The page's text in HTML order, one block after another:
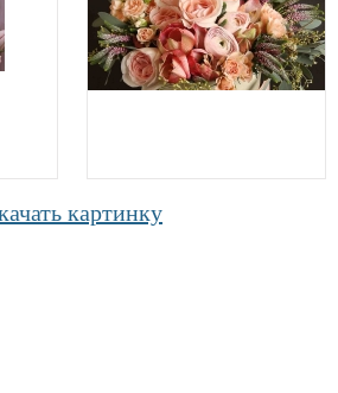
картинку